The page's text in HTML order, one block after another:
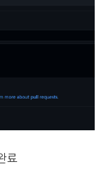
료